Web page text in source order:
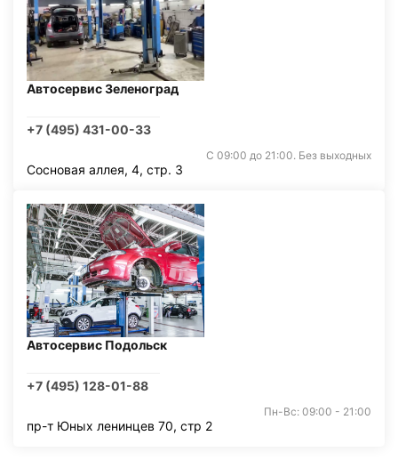
Автосервис Зеленоград
+7 (495) 431-00-33
С 09:00 до 21:00. Без выходных
Сосновая аллея, 4, стр. 3
Автосервис Подольск
+7 (495) 128-01-88
Пн-Вс: 09:00 - 21:00
пр-т Юных ленинцев 70, стр 2